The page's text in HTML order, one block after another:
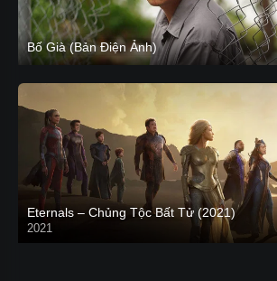
Bố Già (Bản Điện Ảnh)
Eternals – Chủng Tộc Bất Tử (2021)
2021
Trailer